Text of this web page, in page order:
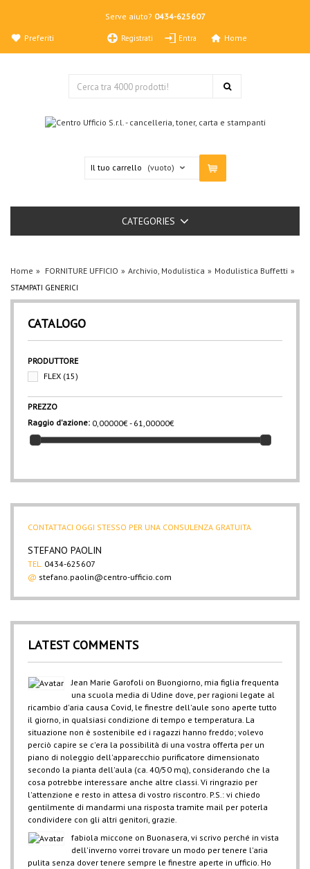
Serve aiuto? 0434-625607
Registrati Entra
Preferiti Home
Il tuo carrello (vuoto)
CATEGORIES
Home FORNITURE UFFICIO Archivio, Modulistica Modulistica Buffetti
STAMPATI GENERICI
CATALOGO
PRODUTTORE
FLEX (15)
PREZZO
Raggio d'azione: 0,00000€ - 61,00000€
CONTATTACI OGGI STESSO PER UNA CONSULENZA GRATUITA
STEFANO PAOLIN
TEL. 0434-625607
@ stefano.paolin@centro-ufficio.com
LATEST COMMENTS
Jean Marie Garofoli on Buongiorno, mia figlia frequenta
una scuola media di Udine dove, per ragioni legate al
ricambio d'aria causa Covid, le finestre dell'aule sono aperte tutto
il giorno, in qualsiasi condizione di tempo e temperatura. La
situazione non è sostenibile ed i ragazzi hanno freddo; volevo
perciò capire se c'era la possibilità di una vostra offerta per un
piano di noleggio dell'apparecchio purificatore dimensionato
secondo la pianta dell'aula (ca. 40/50 mq), considerando che la
cosa potrebbe interessare anche altre classi. Vi ringrazio per
l'attenzione e resto in attesa di vostro riscontro. P.S.: vi chiedo
gentilmente di mandarmi una risposta tramite mail per poterla
condividere con gli altri genitori, grazie.
fabiola miccone on Buonasera, vi scrivo perché in vista
dell'inverno vorrei trovare un modo per tenere l'aria
pulita senza dover tenere sempre le finestre aperte in ufficio. Ho